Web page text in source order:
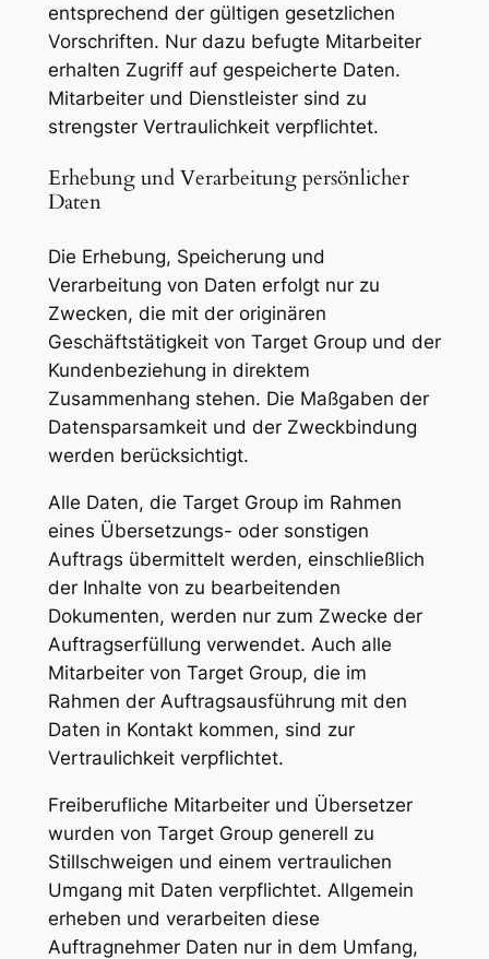
entsprechend der gültigen gesetzlichen
Vorschriften. Nur dazu befugte Mitarbeiter
erhalten Zugriff auf gespeicherte Daten.
Mitarbeiter und Dienstleister sind zu
strengster Vertraulichkeit verpflichtet.
Erhebung und Verarbeitung persönlicher
Daten
Die Erhebung, Speicherung und
Verarbeitung von Daten erfolgt nur zu
Zwecken, die mit der originären
Geschäftstätigkeit von Target Group und der
Kundenbeziehung in direktem
Zusammenhang stehen. Die Maßgaben der
Datensparsamkeit und der Zweckbindung
werden berücksichtigt.
Alle Daten, die Target Group im Rahmen
eines Übersetzungs- oder sonstigen
Auftrags übermittelt werden, einschließlich
der Inhalte von zu bearbeitenden
Dokumenten, werden nur zum Zwecke der
Auftragserfüllung verwendet. Auch alle
Mitarbeiter von Target Group, die im
Rahmen der Auftragsausführung mit den
Daten in Kontakt kommen, sind zur
Vertraulichkeit verpflichtet.
Freiberufliche Mitarbeiter und Übersetzer
wurden von Target Group generell zu
Stillschweigen und einem vertraulichen
Umgang mit Daten verpflichtet. Allgemein
erheben und verarbeiten diese
Auftragnehmer Daten nur in dem Umfang,